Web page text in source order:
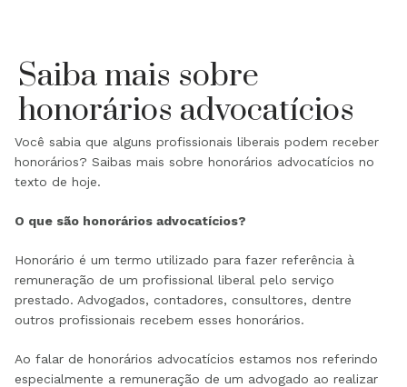
Saiba mais sobre
honorários advocatícios
Você sabia que alguns profissionais liberais podem receber
honorários? Saibas mais sobre honorários advocatícios no
texto de hoje.
O que são honorários advocatícios?
Honorário é um termo utilizado para fazer referência à
remuneração de um profissional liberal pelo serviço
prestado. Advogados, contadores, consultores, dentre
outros profissionais recebem esses honorários.
Ao falar de honorários advocatícios estamos nos referindo
especialmente a remuneração de um advogado ao realizar